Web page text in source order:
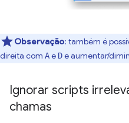
Observação: também é
direita com Ae De aumentar/
Ignorar scripts
chamas